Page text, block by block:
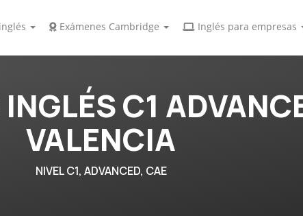
Exámenes Cambridge Inglés para empresas
C1
VALENCIA
NIVEL C1, ADVANCED, CAE